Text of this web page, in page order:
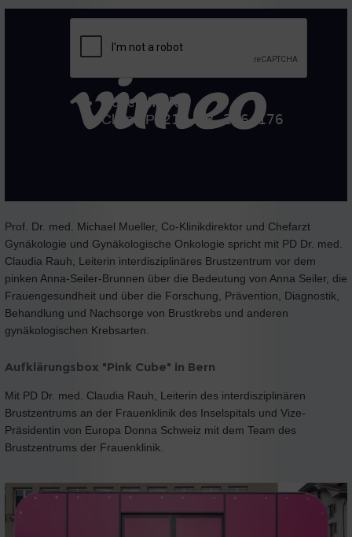
Prof. Dr. med. Michael Mueller, Co-Klinikdirektor und Chefarzt
Gynäkologie und Gynäkologische Onkologie spricht mit PD Dr. med.
Claudia Rauh, Leiterin interdisziplinäres Brustzentrum vor dem
pinken Anna-Seiler-Brunnen über die Bedeutung von Anna Seiler, die
Frauengesundheit und über die Forschung, Prävention, Diagnostik,
Behandlung und Nachsorge von Brustkrebs und anderen
gynäkologischen Krebsarten.
Aufklärungsbox "Pink Cube" in Bern
Mit PD Dr. med. Claudia Rauh, Leiterin des interdisziplinären
Brustzentrums an der Frauenklinik des Inselspitals und Vize-
Präsidentin von Europa Donna Schweiz mit dem Team des
Brustzentrums der Frauenklinik.